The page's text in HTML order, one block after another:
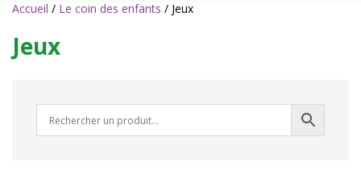
Accueil / Le coin des enfants / Jeux
Jeux